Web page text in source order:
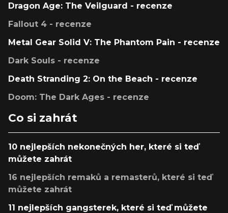
Dragon Age: The Veilguard - recenze
Fallout 4 - recenze
Metal Gear Solid V: The Phantom Pain - recenze
Dark Souls - recenze
Death Stranding 2: On the Beach - recenze
Doom: The Dark Ages - recenze
Co si zahrát
10 nejlepších nekonečných her, které si teď
můžete zahrát
16 nejlepších remaků a remasterů, které si teď
můžete zahrát
11 nejlepších gangsterek, které si teď můžete